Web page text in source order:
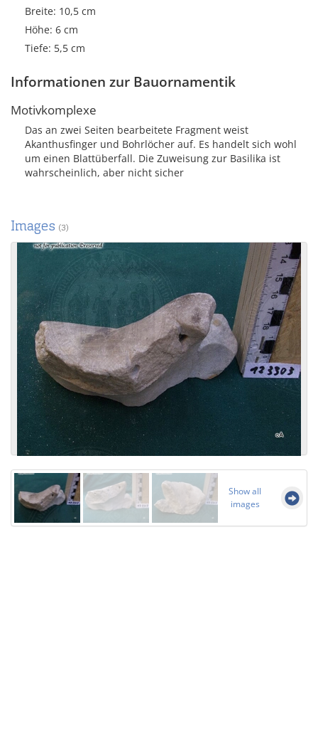
Breite: 10,5 cm
Höhe: 6 cm
Tiefe: 5,5 cm
Informationen zur Bauornamentik
Motivkomplexe
Das an zwei Seiten bearbeitete Fragment weist
Akanthusfinger und Bohrlöcher auf. Es handelt sich wohl
um einen Blattüberfall. Die Zuweisung zur Basilika ist
wahrscheinlich, aber nicht sicher
Images (3)
Show all
images